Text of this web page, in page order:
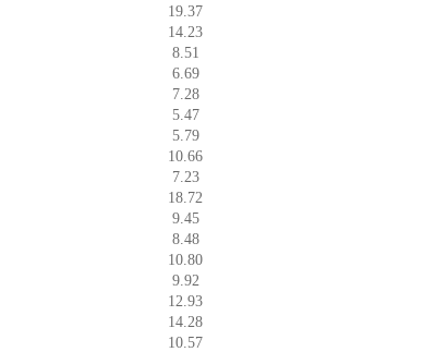
19.37
14.23
8.51
6.69
7.28
5.47
5.79
10.66
7.23
18.72
9.45
8.48
10.80
9.92
12.93
14.28
10.57